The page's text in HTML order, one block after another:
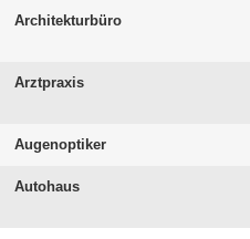
Architekturbüro
Arztpraxis
Augenoptiker
Autohaus